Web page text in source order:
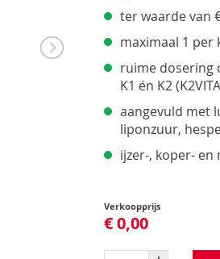
ter waarde van
maximaal 1 per
ruime dosering
K1 én K2
aangevuld met
liponzuur,
ijzer-, koper- en
Verkoopprijs
€ 0,00